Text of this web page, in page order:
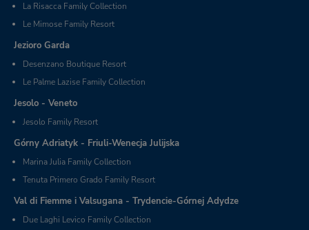
La Risacca Family Collection
Le Mimose Family Resort
Jezioro Garda
Desenzano Boutique Resort
Le Palme Lazise Family Collection
Jesolo - Veneto
Jesolo Family Resort
Górny Adriatyk - Friuli-Wenecja Julijska
Marina Julia Family Collection
Tenuta Primero Grado Family Resort
Val di Fiemme i Valsugana - Trydencie-Górnej Adydze
Due Laghi Levico Family Collection